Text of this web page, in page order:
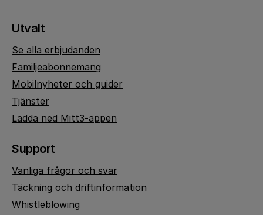
Utvalt
Se alla erbjudanden
Familjeabonnemang
Mobilnyheter och guider
Tjänster
Ladda ned Mitt3-appen
Support
Vanliga frågor och svar
Täckning och driftinformation
Whistleblowing